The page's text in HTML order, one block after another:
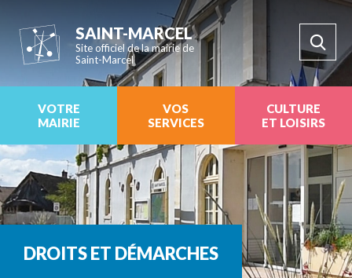
SAINT-MARCEL
Site officiel de la mairie de
Saint-Marcel
VOTRE
MAIRIE
VOS
SERVICES
CULTURE
ET LOISIRS
DROITS ET DÉMARCHES